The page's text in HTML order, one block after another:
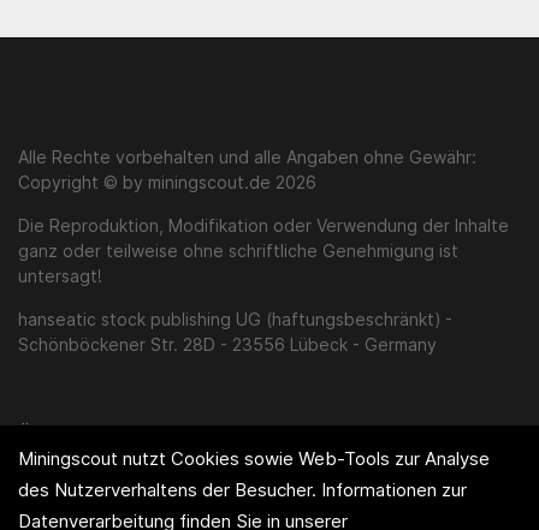
Alle Rechte vorbehalten und alle Angaben ohne Gewähr:
Copyright © by miningscout.de 2026
Die Reproduktion, Modifikation oder Verwendung der Inhalte
ganz oder teilweise ohne schriftliche Genehmigung ist
untersagt!
hanseatic stock publishing UG (haftungsbeschränkt) -
Schönböckener Str. 28D - 23556 Lübeck - Germany
Über uns
Impressum
Disclaimer / AGB
Miningscout nutzt Cookies sowie Web-Tools zur Analyse
des Nutzerverhaltens der Besucher. Informationen zur
Datenverarbeitung finden Sie in unserer